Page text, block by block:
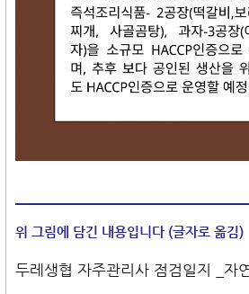
위 그림에 담긴 내용입니다 (글자로 옮김)
두레생협 자주관리사 점검일지 _자